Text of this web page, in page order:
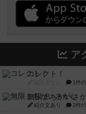
ア
コレクト！
1件
無限まちがいさ
紹介文あり 2件